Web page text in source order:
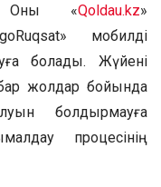
Оны «Qoldau.kz»
мобилді
болады. Жүйені
жолдар бойында
болдырмауға
процесінің